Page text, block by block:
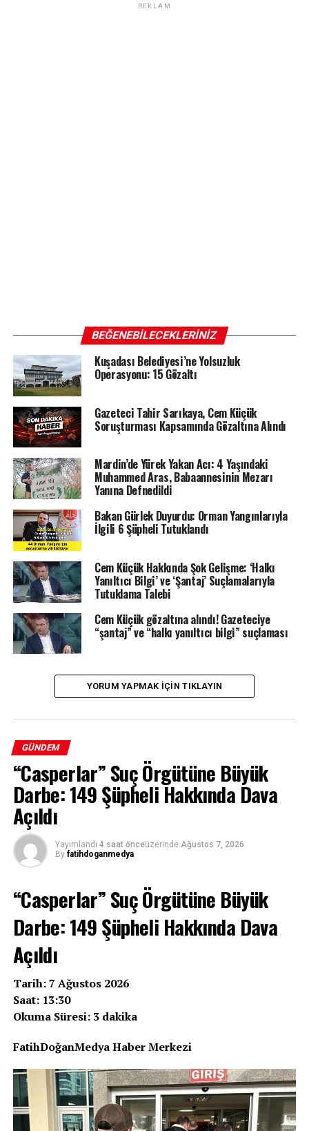
REKLAM
BEĞENEBILECEKLERINIZ
Kuşadası Belediyesi’ne Yolsuzluk
Operasyonu: 15 Gözaltı
Gazeteci Tahir Sarıkaya, Cem Küçük
Soruşturması Kapsamında Gözaltına Alındı
Mardin’de Yürek Yakan Acı: 4 Yaşındaki
Muhammed Aras, Babaannesinin Mezarı
Yanına Defnedildi
Bakan Gürlek Duyurdu: Orman Yangınlarıyla
İlgili 6 Şüpheli Tutuklandı
Cem Küçük Hakkında Şok Gelişme: ‘Halkı
Yanıltıcı Bilgi’ ve ‘Şantaj’ Suçlamalarıyla
Tutuklama Talebi
Cem Küçük gözaltına alındı! Gazeteciye
“şantaj” ve “halkı yanıltıcı bilgi” suçlaması
YORUM YAPMAK IÇIN TIKLAYIN
GÜNDEM
“Casperlar” Suç Örgütüne Büyük
Darbe: 149 Şüpheli Hakkında Dava
Açıldı
Yayımlandı 4 saat önceüzerinde Ağustos 7, 2026
By fatihdoganmedya
“Casperlar” Suç Örgütüne Büyük
Darbe: 149 Şüpheli Hakkında Dava
Açıldı
Tarih: 7 Ağustos 2026
Saat: 13:30
Okuma Süresi: 3 dakika
FatihDoğanMedya Haber Merkezi